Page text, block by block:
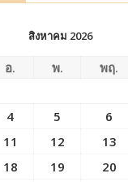
สิงหาคม 2026
อ. พ. พฤ.
4 5 6
11 12 13
18 19 20